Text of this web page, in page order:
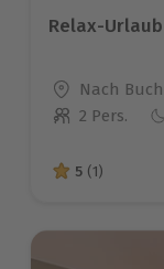
Relax-
Standort
Nach
Anzahl der
2 Pers.
5 von 5
5 (1)